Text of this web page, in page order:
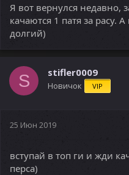
Я вот вернулся недавно,
качаются 1 патя за расу.
долгий)
S stifler0009
Новичок VIP
25 Июн 2019
вступай в топ ги и жди
перса)